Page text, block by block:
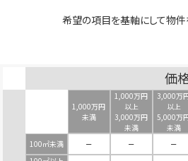
希望の項目を基軸にして物件
価
1,000万円
未満
1,000万円
以上
3,000万円
未満
3,000万
以上
5,000万
未満
100㎡未満 － － －